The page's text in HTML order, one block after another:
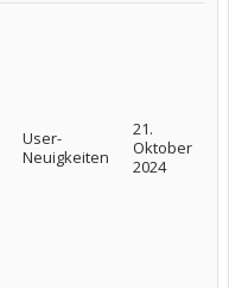
User-
Neuigkeiten
21.
Oktober
2024